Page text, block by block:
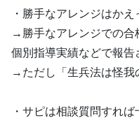
・勝手なアレンジはか
→勝手なアレンジでの合
個別指導実績などで報告
→ただし「生兵法は怪我
・サピは相談質問すれ